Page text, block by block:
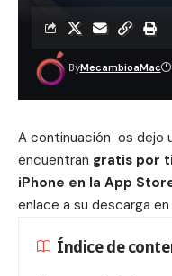
ByMecambioaMac
A continuación os dejo
encuentran gratis por
iPhone en la App
enlace a su descarga
Índice de